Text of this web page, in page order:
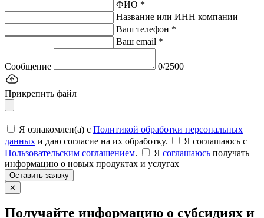
ФИО *
Название или ИНН компании
Ваш телефон *
Ваш email *
Сообщение 0/2500
Прикрепить файл
Я ознакомлен(а) с Политикой обработки персональных
данных и даю согласие на их обработку.
Я соглашаюсь c
Пользовательским соглашением. Я соглашаюсь получать
информацию о новых продуктах и услугах
Оставить заявку
✕
Получайте информацию о субсидиях и